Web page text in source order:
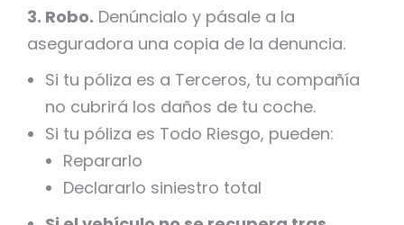
3. Robo. Denúncialo y pásale a la
aseguradora una copia de la denuncia.
Si tu póliza es a Terceros, tu compañía
no cubrirá los daños de tu coche.
Si tu póliza es Todo Riesgo, pueden:
Repararlo
Declararlo siniestro total